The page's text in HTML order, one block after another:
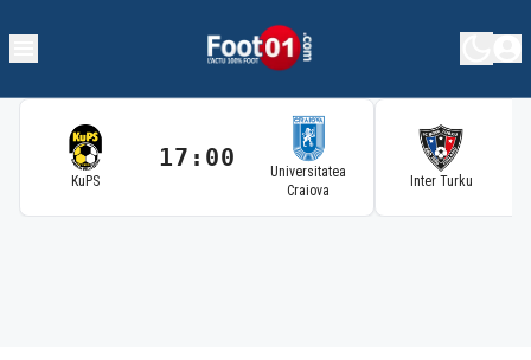
KuPS
17:00
Universitatea
Craiova
Inter Turku